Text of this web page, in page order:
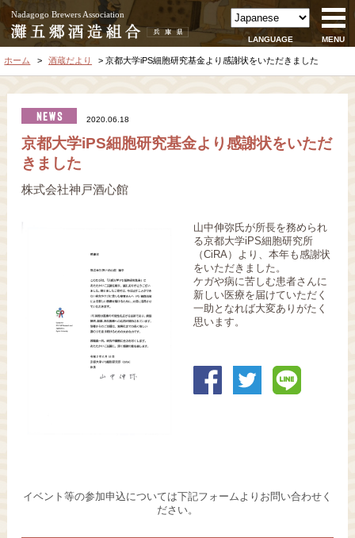
Nadagogo Brewers Association
LANGUAGE MENU
ホーム 酒蔵だより 京都大学iPS細胞研究基金より感謝状をいただきました
2020.06.18
京都大学iPS細胞研究基金より感謝状をいただ
きました
株式会社神戸酒心館
山中伸弥氏が所長を務められ
る京都大学iPS細胞研究所
（CiRA）より、本年も感謝状
をいただきました。
ケガや病に苦しむ患者さんに
新しい医療を届けていただく
一助となれば大変ありがたく
思います。
イベント等の参加申込については下記フォームよりお問い合わせく
ださい。